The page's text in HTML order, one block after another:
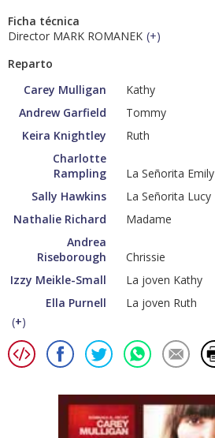
Ficha técnica
Director MARK ROMANEK (+)
Reparto
Carey Mulligan
Kathy
Andrew Garfield
Tommy
Keira Knightley
Ruth
Charlotte
Rampling
La Señorita Emily
Sally Hawkins
La Señorita Lucy
Nathalie Richard
Madame
Andrea
Riseborough
Chrissie
Izzy Meikle-Small
La joven Kathy
Ella Purnell
La joven Ruth
(+)